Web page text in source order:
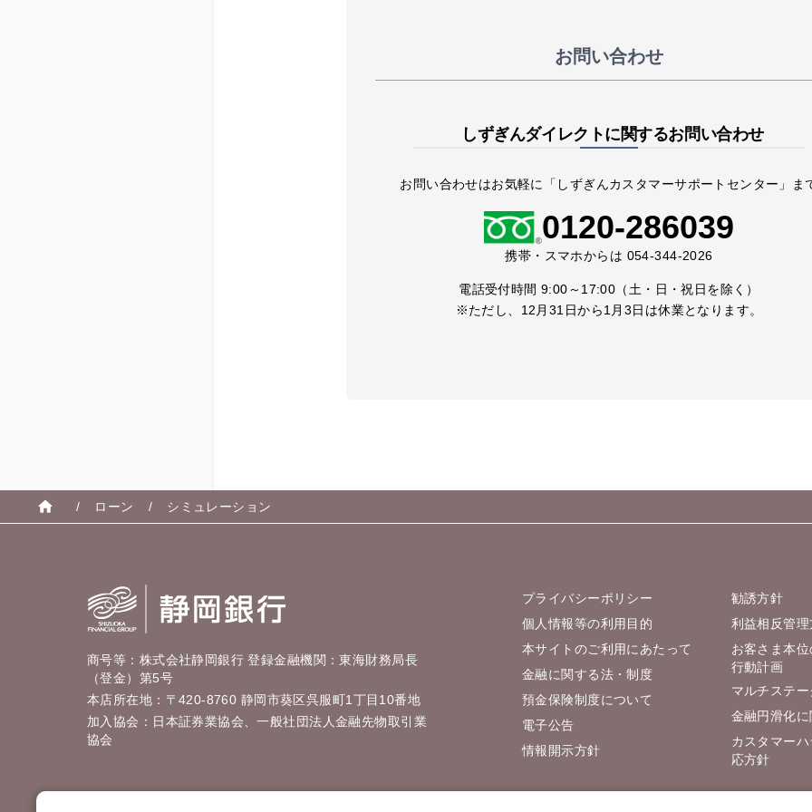
お問い合わせ
しずぎんダイレクトに関するお問い合わせ
お問い合わせはお気軽に「しずぎんカスタマーサポートセンター」ま
0120-286039
携帯・スマホからは 054-344-2026
電話受付時間9:00～17:00 （土・日・祝日を除く）
※ただし、12月31日から1月3日は休業となります。
/ ローン / シミュレーション
商号等：株式会社静岡銀行 登録金融機関：東海財務局長
（登金）第5号
本店所在地：〒420-8760 静岡市葵区呉服町1丁目10番地
加入協会：日本証券業協会、一般社団法人金融先物取引業
協会
プライバシーポリシー
個人情報等の利用目的
本サイトのご利用にあたって
金融に関する法・制度
預金保険制度について
電子公告
情報開示方針
勧誘方針
利益相反管
お客さま本
行動計画
マルチステ
金融円滑化
カスタマー
応方針